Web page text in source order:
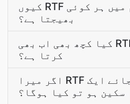
کیوں RTF فارمیٹ کام میں ہر کوئی
بھیجتا ہے؟
کیا کچھ بھی اب بھی RTF کا استعمال
کرتا ہے؟
اگر میرا RTF اصل متن کی بجائے ایک
سکین ہو تو کیا ہوگا؟